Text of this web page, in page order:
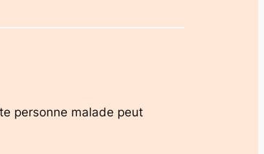
personne malade peut